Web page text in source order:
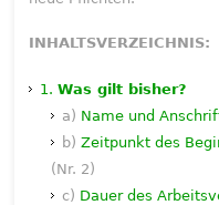
INHALTSVERZEICHNIS:
1.Was gilt bisher?
a) Name und
b)Zeitpunkt des
(Nr. 2)
c) Dauer des